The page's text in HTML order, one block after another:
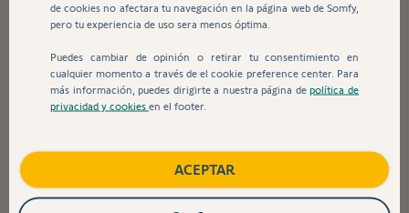
Smart Home
Control remoto por app con escenarios individuales y
vivienda, una reducción de los costes energéticos, una
mayor seguridad y mucho más.
de cookies no afectara tu navegación en la página web de Somfy,
pero tu experiencia de uso sera menos óptima.
Puedes cambiar de opinión o retirar tu consentimiento en
cualquier momento a través de el cookie preference center. Para
más información, puedes dirigirte a nuestra página depolítica de
privacidad y cookies en el footer.
ACEPTAR